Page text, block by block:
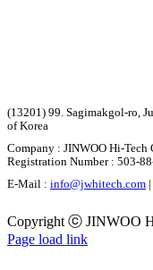
(13201) 99. Sagimakgol-ro,
of Korea
Company : JINWOO Hi-Tech
Registration Number : 503-
E-Mail : info@jwhitech.com
Copyright ⓒ JINWOO
Page load link